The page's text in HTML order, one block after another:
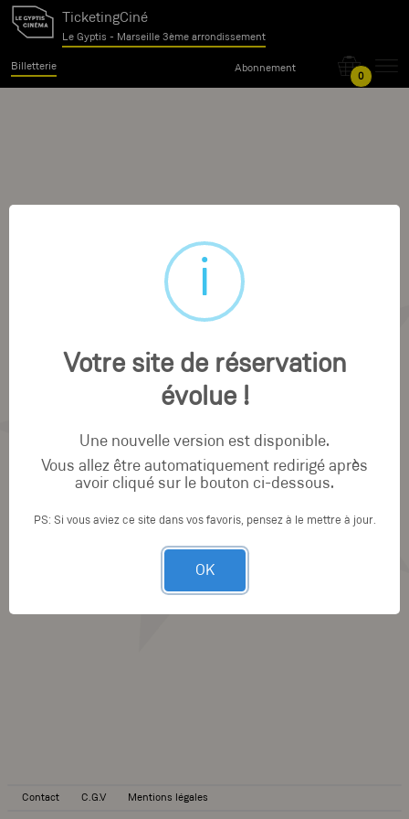
TicketingCiné
Le Gyptis - Marseille 3ème arrondissement
Billetterie Abonnement
0
Contact C.G.V Mentions légales
Votre site de réservation
évolue !
Une nouvelle version est disponible.
Vous allez être automatiquement redirigé après
avoir cliqué sur le bouton ci-dessous.
PS: Si vous aviez ce site dans vos favoris, pensez à le mettre à jour.
OK